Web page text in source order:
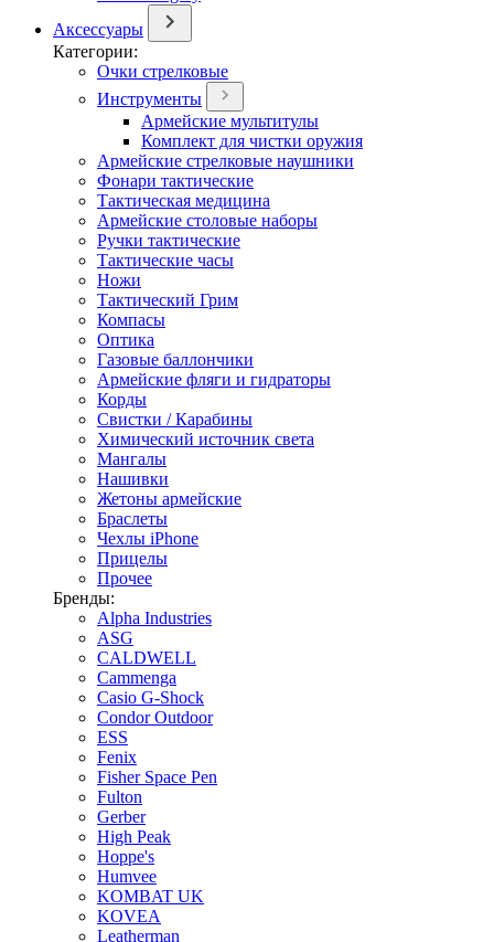
Аксессуары
Категории:
Очки стрелковые
Инструменты
Армейские мультитулы
Комплект для чистки оружия
Армейские стрелковые наушники
Фонари тактические
Тактическая медицина
Армейские столовые наборы
Ручки тактические
Тактические часы
Ножи
Тактический Грим
Компасы
Оптика
Газовые баллончики
Армейские фляги и гидраторы
Корды
Свистки / Карабины
Химический источник света
Мангалы
Нашивки
Жетоны армейские
Браслеты
Чехлы iPhone
Прицелы
Прочее
Бренды:
Alpha Industries
ASG
CALDWELL
Cammenga
Casio G-Shock
Condor Outdoor
ESS
Fenix
Fisher Space Pen
Fulton
Gerber
High Peak
Hoppe's
Humvee
KOMBAT UK
KOVEA
Leatherman